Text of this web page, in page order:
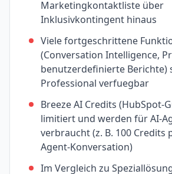
Marketingkontaktliste über
Inklusivkontingent hinaus
Viele fortgeschrittene
(Conversation Intelligence,
benutzerdefinierte Berichte)
Professional verfuegbar
Breeze AI Credits (HubSpot-
limitiert und werden für AI-
verbraucht (z. B. 100 Credits
Agent-Konversation)
Im Vergleich zu